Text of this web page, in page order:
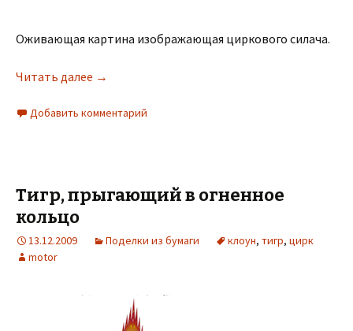
Оживающая картина изображающая циркового силача.
Читать далее →
Добавить комментарий
Тигр, прыгающий в огненное
кольцо
13.12.2009 Поделки из бумаги клоун, тигр, цирк
motor